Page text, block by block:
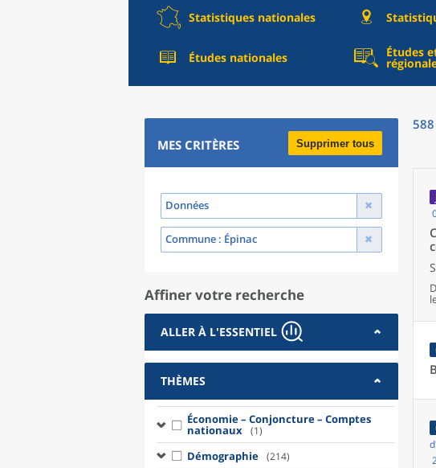
Statistiques nationales
Études nationales Études
MES CRITÈRES Supprimer tous
Données
Commune : Épinac
Affiner votre recherche
ALLER À L'ESSENTIEL
THÈMES
Économie – Conjoncture – Comptes
nationaux (1)
Démographie (214)
588